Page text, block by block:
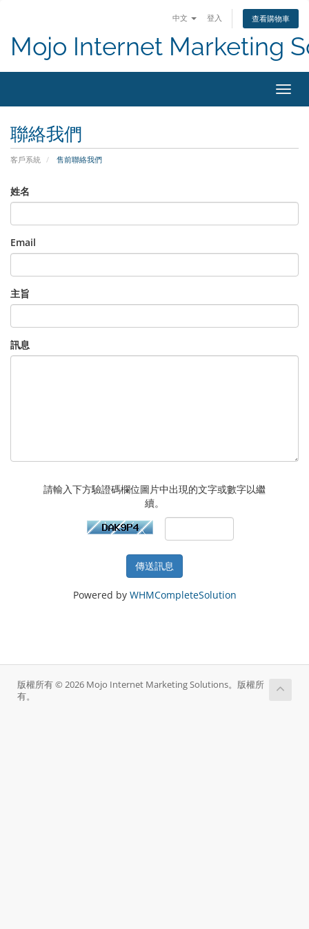
中文 登入 查看購物車
Mojo Internet Marketing
切換
聯絡我們
客戶系統 售前聯絡我們
姓名
Email
主旨
訊息
請輸入下方驗證碼欄位圖片中出現的文字或數字以繼
續。
傳送訊息
Powered by WHMCompleteSolution
版權所有 © 2026 Mojo Internet Marketing Solutions。版權所
有。